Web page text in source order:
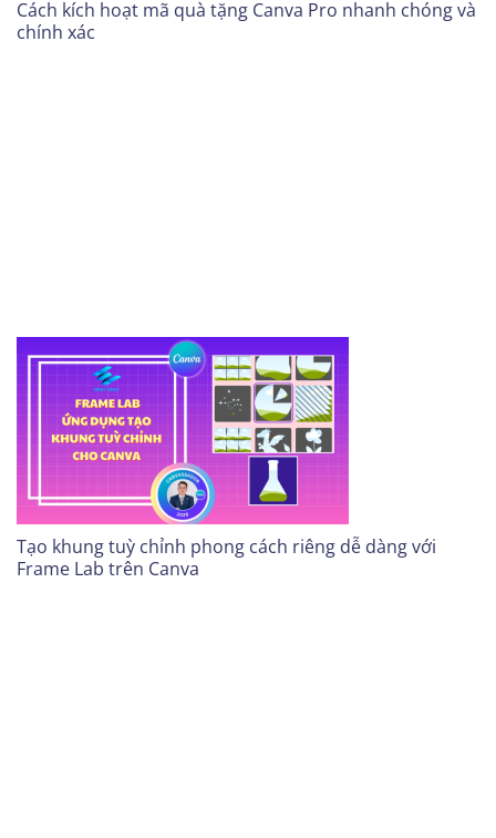
Cách kích hoạt mã quà tặng Canva Pro nhanh chóng và
chính xác
Tạo khung tuỳ chỉnh phong cách riêng dễ dàng với
Frame Lab trên Canva